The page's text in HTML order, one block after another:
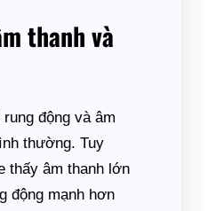
thanh và
động và âm
thường. Tuy
thấy âm thanh lớn
động mạnh hơn